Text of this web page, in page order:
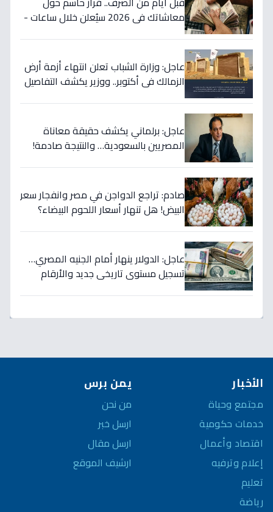
معاشاتك في 2026 سيُعلن خلال ساعات -
عاجل: وزارة الشباب تعلن انتهاء أزمة أرض
الزمالك في أكتوبر.. ووزير يكشف التفاصيل
عاجل: برلماني يكشف حقيقة معاناة
المصريين بالسعودية… والنتيجة صادمة!
صادم: تراجع الدواجن في مصر وانفجار سعر
البيض! هل تنهار أسعار اللحوم البيضاء؟
عاجل: الدولار ينهار أمام الجنيه المصري…
تسجيل مستوى تاريخي جديد والأرقام
الأخبار
مجتمع وحياة
خدمات حكومية
اقتصاد وأعمال
إعلام وترفيه
تعليم
رياضة
يمن برس
من نحن
ارسل خبر
ارسل مقال
ارشيف الموقع